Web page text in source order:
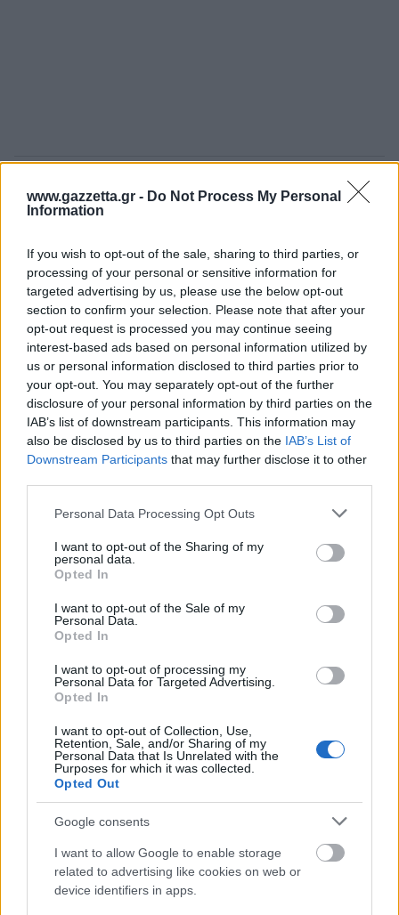
www.gazzetta.gr - Do Not Process My Personal
Information
If you wish to opt-out of the sale, sharing to third parties, or
processing of your personal or sensitive information for
targeted advertising by us, please use the below opt-out
section to confirm your selection. Please note that after your
opt-out request is processed you may continue seeing
interest-based ads based on personal information utilized by
us or personal information disclosed to third parties prior to
your opt-out. You may separately opt-out of the further
disclosure of your personal information by third parties on the
IAB’s list of downstream participants. This information may
also be disclosed by us to third parties on the IAB’s List of
Downstream Participants that may further disclose it to other
Please note that this website/app uses one or more Google
not limited to your visit or usage behaviour. You may click to
grant or deny consent to Google and its third-party tags to
use your data for below specified purposes in below Google
consent section.
Personal Data Processing Opt Outs
I want to opt-out of the Sharing of my
personal data.
Opted In
I want to opt-out of the Sale of my
Personal Data.
Opted In
I want to opt-out of processing my
Personal Data for Targeted Advertising.
Opted In
I want to opt-out of Collection, Use,
Retention, Sale, and/or Sharing of my
Personal Data that Is Unrelated with the
Purposes for which it was collected.
Opted Out
Google consents
I want to allow Google to enable storage
related to advertising like cookies on web or
device identifiers in apps.
Επιφυλάξεις και έντονες διαφωνίες
στο εσωτερικό των ευρωπαϊκών κυβερνήσεων.
Ορισμένοι αξιωματούχοι εκτιμούν ότι η Ρωσία δεν
έχει δείξει πρόθεση για ουσιαστικές
διαπραγματεύσεις, επισημαίνοντας τις σκληρές
απαιτήσεις που εξακολουθεί να προβάλλει η
Μόσχα.
Σύμφωνα με αυτή την οπτική, προτεραιότητα θα
πρέπει να παραμείνει η ενίσχυση της Ουκρανίας
με στρατιωτική και οικονομική στήριξη, καθώς και
η περαιτέρω ενίσχυση των κυρώσεων προς τη
Ρωσία, αντί για μια πρόωρη έναρξη συνομιλιών
Το ζήτημα παραμένει ανοιχτό και αναμένεται να
διεργασιών το επόμενο διάστημα.